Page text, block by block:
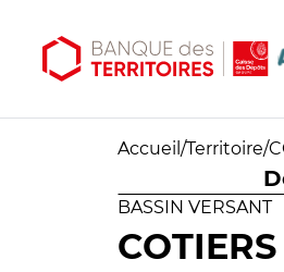
Accueil /Territoire/
BASSIN VERSANT